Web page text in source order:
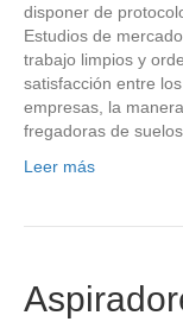
disponer de
Estudios de
trabajo limpios y
satisfacción entre
empresas, la
fregadoras de
Leer más